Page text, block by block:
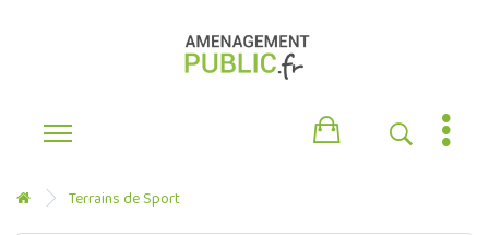
Terrains de Sport